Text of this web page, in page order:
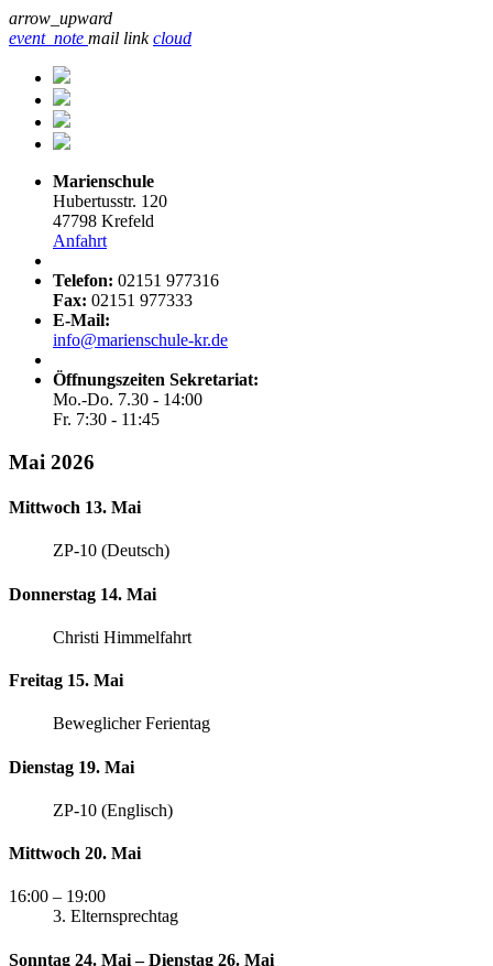
arrow_upward
event_note mail link cloud
Marienschule
Hubertusstr. 120
47798 Krefeld
Anfahrt
Telefon: 02151 977316
Fax: 02151 977333
E-Mail:
info@marienschule-kr.de
Öffnungszeiten Sekretariat:
Mo.-Do. 7.30 - 14:00
Fr. 7:30 - 11:45
Mai 2026
Mittwoch 13. Mai
ZP-10 (Deutsch)
Donnerstag 14. Mai
Christi Himmelfahrt
Freitag 15. Mai
Beweglicher Ferientag
Dienstag 19. Mai
ZP-10 (Englisch)
Mittwoch 20. Mai
16:00 – 19:00
3. Elternsprechtag
Sonntag 24. Mai – Dienstag 26. Mai